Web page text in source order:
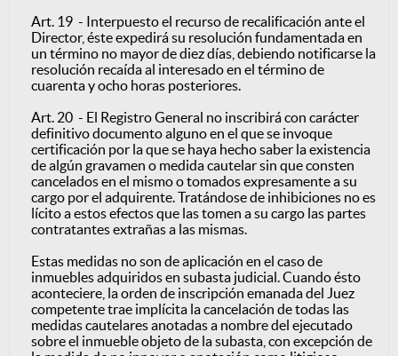
Art. 19 - Interpuesto el recurso de recalificación ante el
Director, éste expedirá su resolución fundamentada en
un término no mayor de diez días, debiendo notificarse la
resolución recaída al interesado en el término de
cuarenta y ocho horas posteriores.
Art. 20 - El Registro General no inscribirá con carácter
definitivo documento alguno en el que se invoque
certificación por la que se haya hecho saber la existencia
de algún gravamen o medida cautelar sin que consten
cancelados en el mismo o tomados expresamente a su
cargo por el adquirente. Tratándose de inhibiciones no es
lícito a estos efectos que las tomen a su cargo las partes
contratantes extrañas a las mismas.
Estas medidas no son de aplicación en el caso de
inmuebles adquiridos en subasta judicial. Cuando ésto
aconteciere, la orden de inscripción emanada del Juez
competente trae implícita la cancelación de todas las
medidas cautelares anotadas a nombre del ejecutado
sobre el inmueble objeto de la subasta, con excepción de